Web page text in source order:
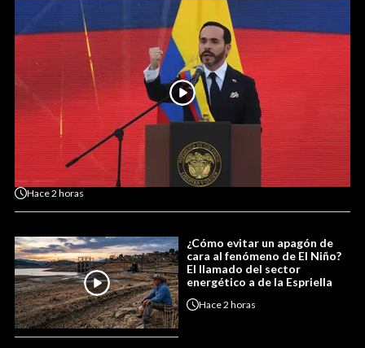
Hace2 horas
¿Cómo evitar un apagón de
cara al fenómeno de El Niño?
El llamado del sector
energético a de la Espriella
Hace2 horas